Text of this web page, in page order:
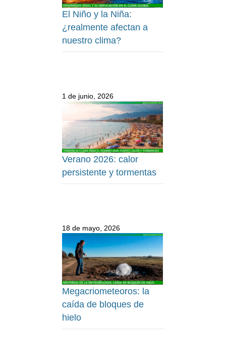
El Niño y la Niña:
¿realmente afectan a
nuestro clima?
1 de junio, 2026
Verano 2026: calor
persistente y tormentas
18 de mayo, 2026
Megacriometeoros: la
caída de bloques de
hielo